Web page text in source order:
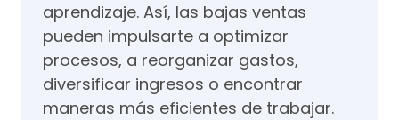
aprendizaje. Así, las bajas ventas
pueden impulsarte a optimizar
procesos, a reorganizar gastos,
diversificar ingresos o encontrar
maneras más eficientes de trabajar.